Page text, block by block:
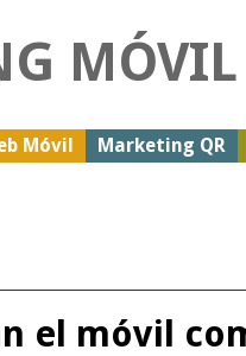
MÓVIL
Móvil Marketing QR
el móvil